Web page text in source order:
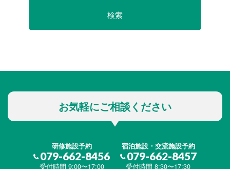
お気軽にご相談ください
研修施設予約
079-662-8456
受付時間 9:00〜17:00
宿泊施設・交流施設予約
079-662-8457
受付時間 8:30〜17:30